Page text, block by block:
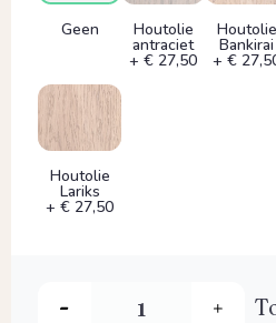
Geen Houtolie
antraciet
+ € 27,50
Houtolie
Bankirai
+ €
Houtolie
Lariks
+ € 27,50